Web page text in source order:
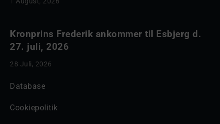
Kronprins Frederik ankommer til Esbjerg d.
27. juli, 2026
28 Juli, 2026
Database
Cookiepolitik